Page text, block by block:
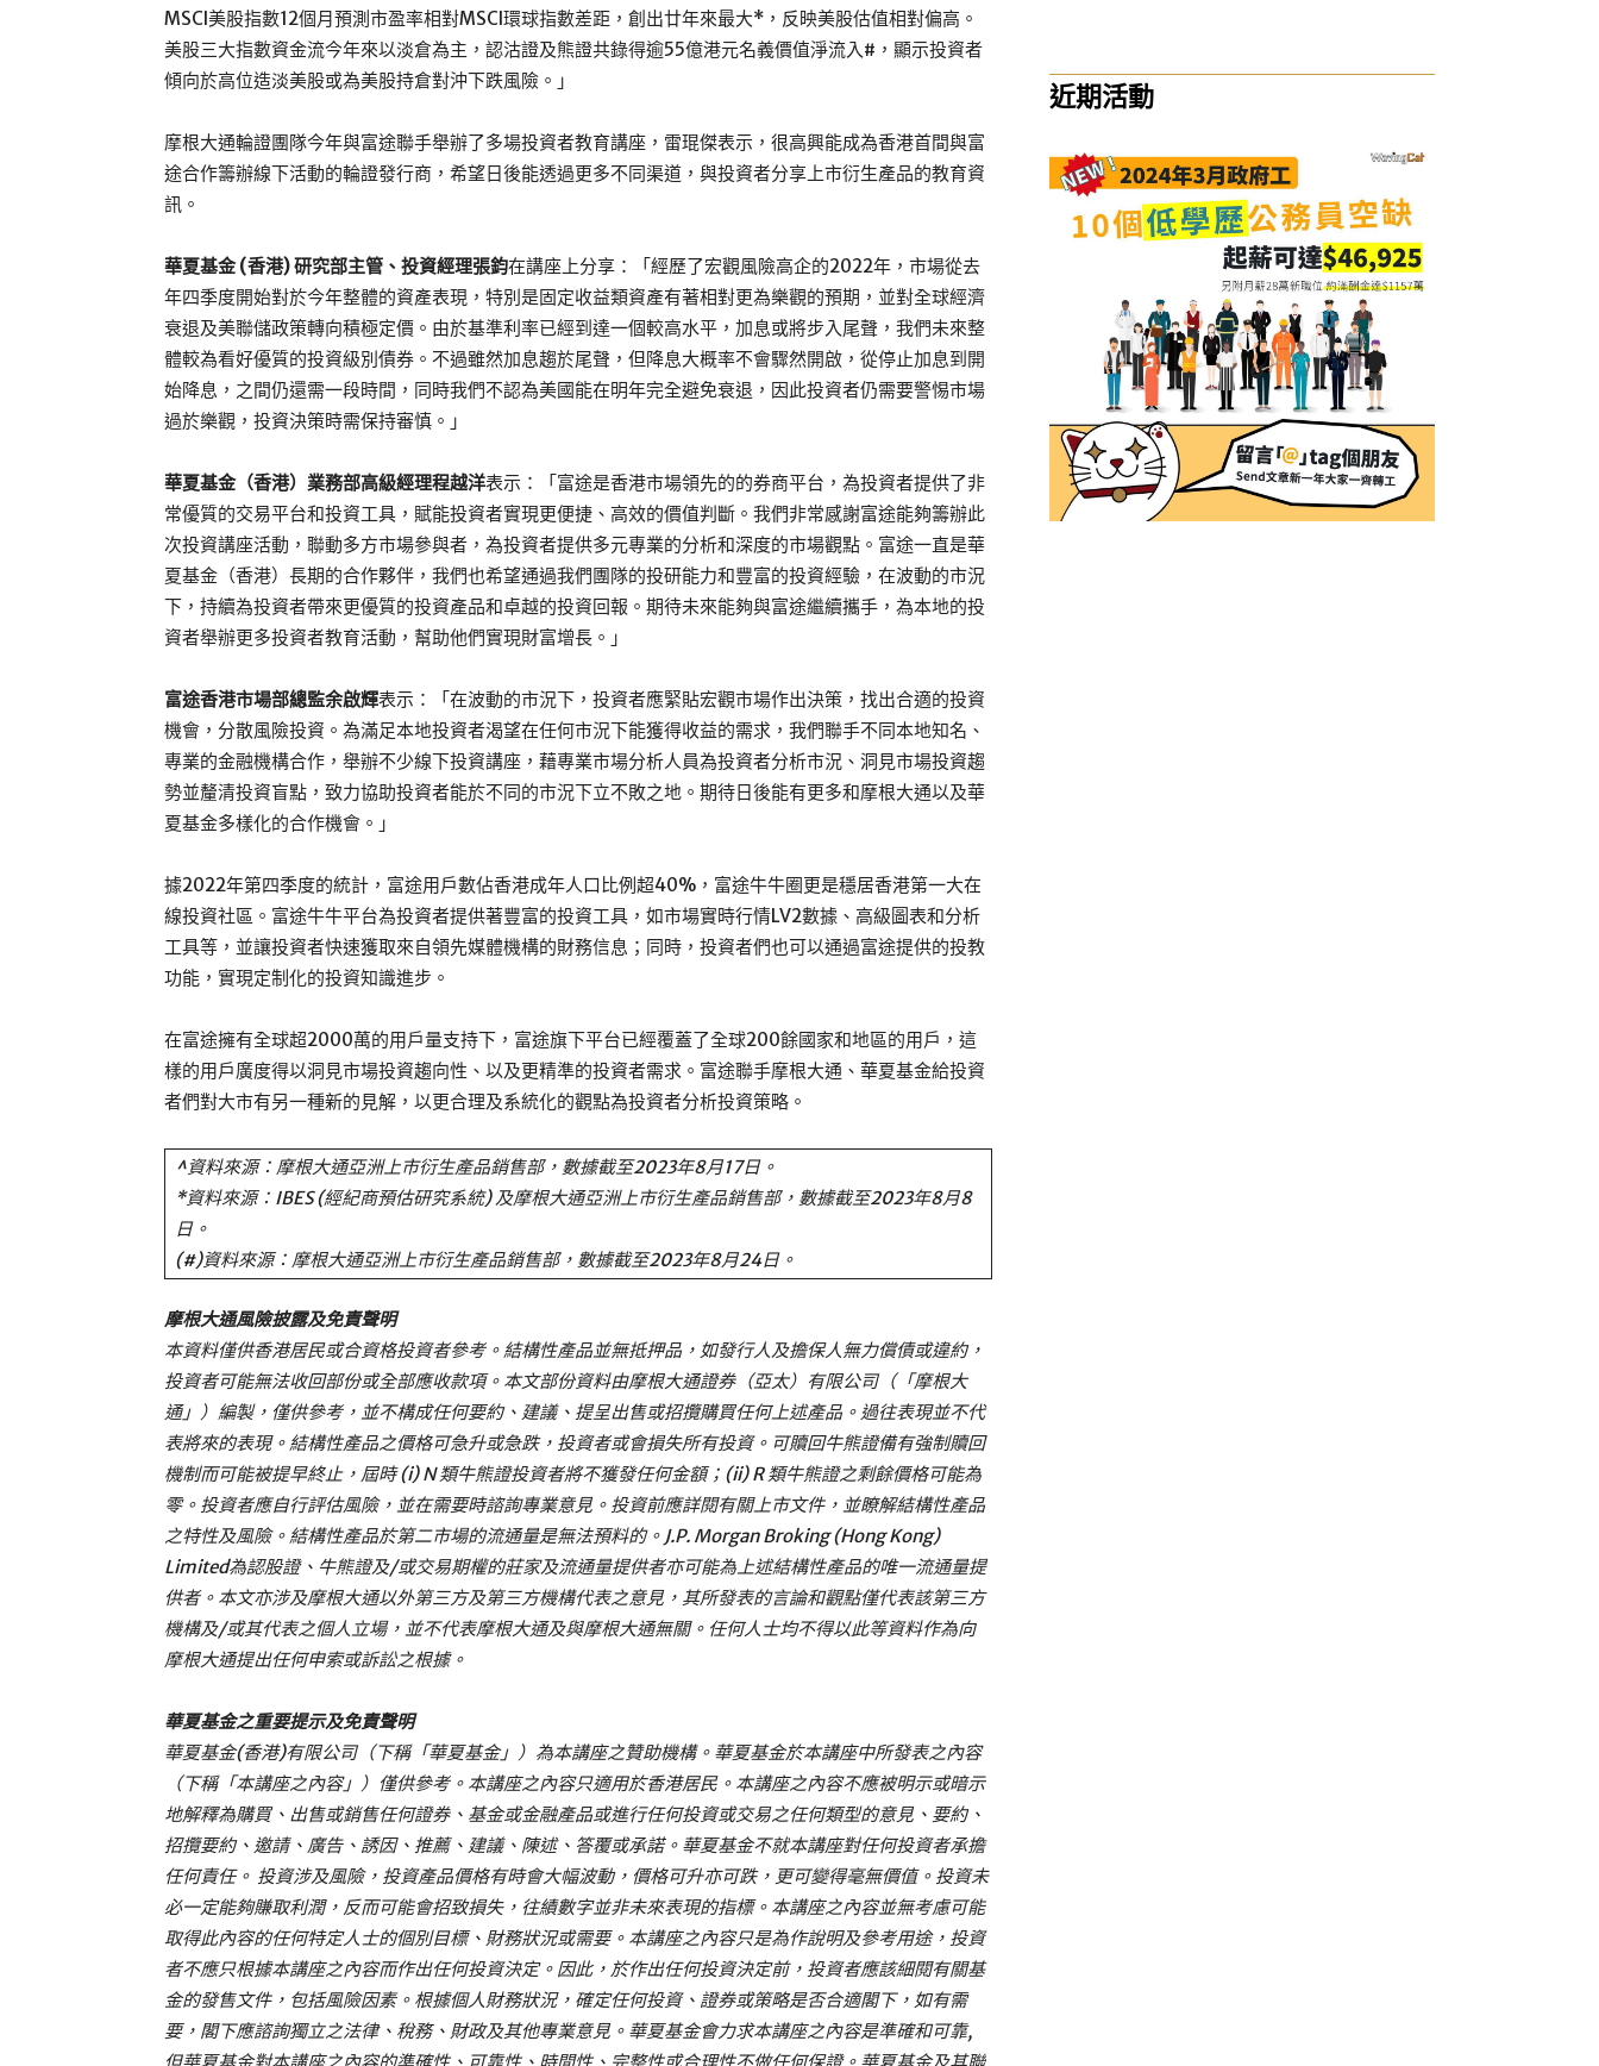
MSCI美股指數12個月預測市盈率相對MSCI環球指數差距，創出廿年來最大*，反映美股估值相對偏高。
美股三大指數資金流今年來以淡倉為主，認沽證及熊證共錄得逾55億港元名義價值淨流入#，顯示投資者
傾向於高位造淡美股或為美股持倉對沖下跌風險。」
摩根大通輪證團隊今年與富途聯手舉辦了多場投資者教育講座，雷琨傑表示，很高興能成為香港首間與富
途合作籌辦線下活動的輪證發行商，希望日後能透過更多不同渠道，與投資者分享上市衍生產品的教育資
訊。
華夏基金 (香港) 研究部主管、投資經理張鈞在講座上分享：「經歷了宏觀風險高企的2022年，市場從去
年四季度開始對於今年整體的資產表現，特別是固定收益類資產有著相對更為樂觀的預期，並對全球經濟
衰退及美聯儲政策轉向積極定價。由於基準利率已經到達一個較高水平，加息或將步入尾聲，我們未來整
體較為看好優質的投資級別債券。不過雖然加息趨於尾聲，但降息大概率不會驟然開啟，從停止加息到開
始降息，之間仍還需一段時間，同時我們不認為美國能在明年完全避免衰退，因此投資者仍需要警惕市場
過於樂觀，投資決策時需保持審慎。」
華夏基金（香港）業務部高級經理程越洋表示：「富途是香港市場領先的的券商平台，為投資者提供了非
常優質的交易平台和投資工具，賦能投資者實現更便捷、高效的價值判斷。我們非常感謝富途能夠籌辦此
次投資講座活動，聯動多方市場參與者，為投資者提供多元專業的分析和深度的市場觀點。富途一直是華
夏基金（香港）長期的合作夥伴，我們也希望通過我們團隊的投研能力和豐富的投資經驗，在波動的市況
下，持續為投資者帶來更優質的投資產品和卓越的投資回報。期待未來能夠與富途繼續攜手，為本地的投
資者舉辦更多投資者教育活動，幫助他們實現財富增長。」
富途香港市場部總監余啟輝表示：「在波動的市況下，投資者應緊貼宏觀市場作出決策，找出合適的投資
機會，分散風險投資。為滿足本地投資者渴望在任何市況下能獲得收益的需求，我們聯手不同本地知名、
專業的金融機構合作，舉辦不少線下投資講座，藉專業市場分析人員為投資者分析市況、洞見市場投資趨
勢並釐清投資盲點，致力協助投資者能於不同的市況下立不敗之地。期待日後能有更多和摩根大通以及華
夏基金多樣化的合作機會。」
據2022年第四季度的統計，富途用戶數佔香港成年人口比例超40%，富途牛牛圈更是穩居香港第一大在
線投資社區。富途牛牛平台為投資者提供著豐富的投資工具，如市場實時行情LV2數據、高級圖表和分析
工具等，並讓投資者快速獲取來自領先媒體機構的財務信息；同時，投資者們也可以通過富途提供的投教
功能，實現定制化的投資知識進步。
在富途擁有全球超2000萬的用戶量支持下，富途旗下平台已經覆蓋了全球200餘國家和地區的用戶，這
樣的用戶廣度得以洞見市場投資趨向性、以及更精準的投資者需求。富途聯手摩根大通、華夏基金給投資
者們對大市有另一種新的見解，以更合理及系統化的觀點為投資者分析投資策略。
^資料來源：摩根大通亞洲上市衍生產品銷售部，數據截至2023年8月17日。
*資料來源：IBES (經紀商預估研究系統) 及摩根大通亞洲上市衍生產品銷售部，數據截至2023年8月8
日。
(#)資料來源：摩根大通亞洲上市衍生產品銷售部，數據截至2023年8月24日。
摩根大通風險披露及免責聲明
本資料僅供香港居民或合資格投資者參考。結構性產品並無抵押品，如發行人及擔保人無力償債或違約，
投資者可能無法收回部份或全部應收款項。本文部份資料由摩根大通證券（亞太）有限公司（「摩根大
通」）編製，僅供參考，並不構成任何要約、建議、提呈出售或招攬購買任何上述產品。過往表現並不代
表將來的表現。結構性產品之價格可急升或急跌，投資者或會損失所有投資。可贖回牛熊證備有強制贖回
機制而可能被提早終止，屆時 (i) N 類牛熊證投資者將不獲發任何金額；(ii) R 類牛熊證之剩餘價格可能為
零。投資者應自行評估風險，並在需要時諮詢專業意見。投資前應詳閱有關上市文件，並瞭解結構性產品
之特性及風險。結構性產品於第二市場的流通量是無法預料的。J.P. Morgan Broking (Hong Kong)
Limited為認股證、牛熊證及/或交易期權的莊家及流通量提供者亦可能為上述結構性產品的唯一流通量提
供者。本文亦涉及摩根大通以外第三方及第三方機構代表之意見，其所發表的言論和觀點僅代表該第三方
機構及/或其代表之個人立場，並不代表摩根大通及與摩根大通無關。任何人士均不得以此等資料作為向
摩根大通提出任何申索或訴訟之根據。
華夏基金之重要提示及免責聲明
華夏基金(香港)有限公司（下稱「華夏基金」）為本講座之贊助機構。華夏基金於本講座中所發表之內容
（下稱「本講座之內容」）僅供參考。本講座之內容只適用於香港居民。本講座之內容不應被明示或暗示
地解釋為購買、出售或銷售任何證券、基金或金融產品或進行任何投資或交易之任何類型的意見、要約、
招攬要約、邀請、廣告、誘因、推薦、建議、陳述、答覆或承諾。華夏基金不就本講座對任何投資者承擔
任何責任。 投資涉及風險，投資產品價格有時會大幅波動，價格可升亦可跌，更可變得毫無價值。投資未
必一定能夠賺取利潤，反而可能會招致損失，往績數字並非未來表現的指標。本講座之內容並無考慮可能
取得此內容的任何特定人士的個別目標、財務狀況或需要。本講座之內容只是為作說明及參考用途，投資
者不應只根據本講座之內容而作出任何投資決定。因此，於作出任何投資決定前，投資者應該細閱有關基
金的發售文件，包括風險因素。根據個人財務狀況，確定任何投資、證券或策略是否合適閣下，如有需
要，閣下應諮詢獨立之法律、稅務、財政及其他專業意見。華夏基金會力求本講座之內容是準確和可靠,
近期活動